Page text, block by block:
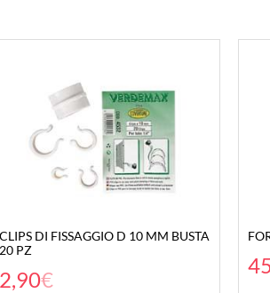
CLIPS DI FISSAGGIO D 10 MM BUSTA
20 PZ
2,90€